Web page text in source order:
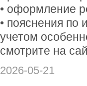
• оформление
• пояснения по
учетом
смотрите на
2026-05-21